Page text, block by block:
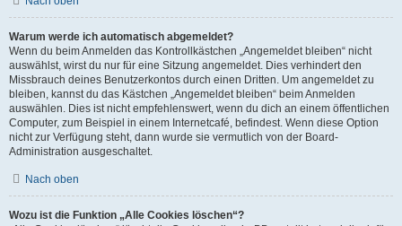
Warum werde ich automatisch abgemeldet?
Wenn du beim Anmelden das Kontrollkästchen „Angemeldet bleiben“ nicht
auswählst, wirst du nur für eine Sitzung angemeldet. Dies verhindert den
Missbrauch deines Benutzerkontos durch einen Dritten. Um angemeldet zu
bleiben, kannst du das Kästchen „Angemeldet bleiben“ beim Anmelden
auswählen. Dies ist nicht empfehlenswert, wenn du dich an einem öffentlichen
Computer, zum Beispiel in einem Internetcafé, befindest. Wenn diese Option
nicht zur Verfügung steht, dann wurde sie vermutlich von der Board-
Administration ausgeschaltet.
Nach oben
Wozu ist die Funktion „Alle Cookies löschen“?